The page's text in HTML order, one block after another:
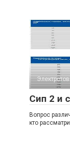
Сип 2 и
Вопрос
кто